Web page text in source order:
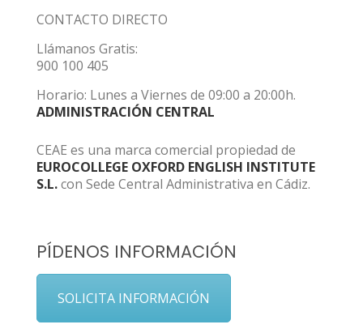
CONTACTO DIRECTO
Llámanos Gratis:
900 100 405
Horario: Lunes a Viernes de 09:00 a 20:00h.
ADMINISTRACIÓN CENTRAL
CEAE es una marca comercial propiedad de
EUROCOLLEGE OXFORD ENGLISH INSTITUTE
S.L.con Sede Central Administrativa en Cádiz.
PÍDENOS INFORMACIÓN
SOLICITA INFORMACIÓN